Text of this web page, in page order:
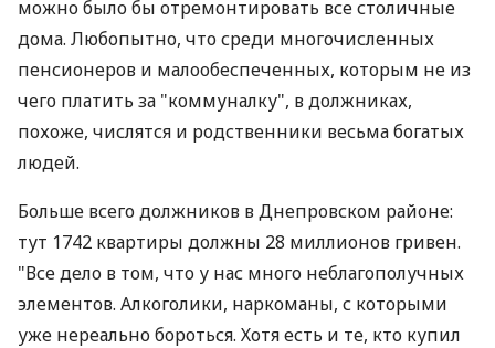
можно было бы отремонтировать все столичные
дома. Любопытно, что среди многочисленных
пенсионеров и малообеспеченных, которым не из
чего платить за "коммуналку", в должниках,
похоже, числятся и родственники весьма богатых
людей.
Больше всего должников в Днепровском районе:
тут 1742 квартиры должны 28 миллионов гривен.
"Все дело в том, что у нас много неблагополучных
элементов. Алкоголики, наркоманы, с которыми
уже нереально бороться. Хотя есть и те, кто купил